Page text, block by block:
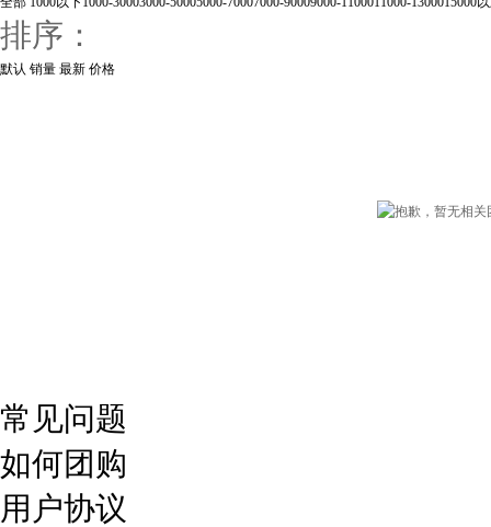
排序：
默认 销量 最新 价格
常见问题
如何团购
用户协议